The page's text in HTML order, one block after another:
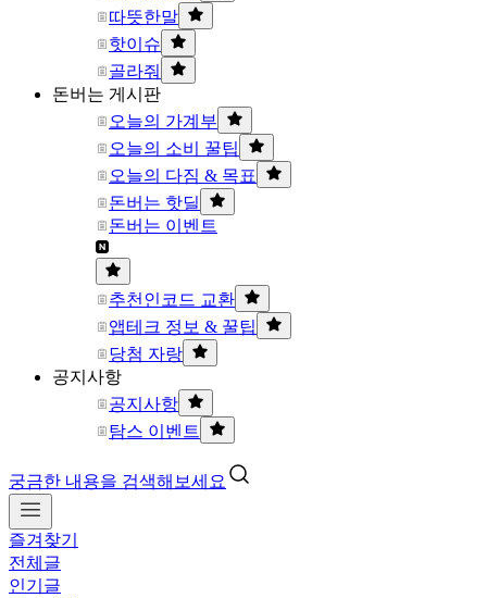
따뜻한말
핫이슈
골라줘
돈버는 게시판
오늘의 가계부
오늘의 소비 꿀팁
오늘의 다짐 & 목표
돈버는 핫딜
돈버는 이벤트
추천인코드 교환
앱테크 정보 & 꿀팁
당첨 자랑
공지사항
공지사항
탐스 이벤트
궁금한 내용을 검색해보세요
즐겨찾기
전체글
인기글